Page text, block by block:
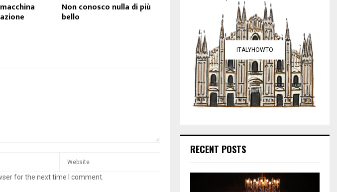
Non conosco nulla di più
bello
for the next time I comment.
ITALYHOWTO
RECENT POSTS